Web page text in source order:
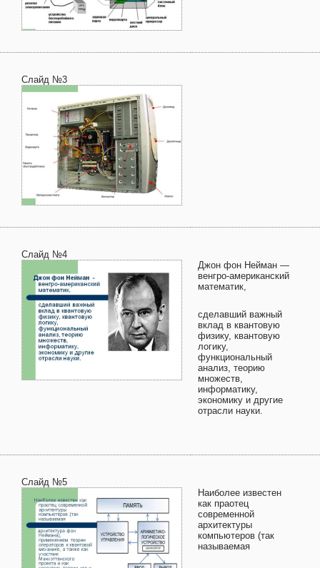
Слайд №3
Слайд №4
Джон фон Нейман —
венгро-американский
математик,
сделавший важный
вклад в квантовую
физику, квантовую
логику,
функциональный
анализ, теорию
множеств,
информатику,
экономику и другие
отрасли науки.
Слайд №5
Наиболее известен
как праотец
современной
архитектуры
компьютеров (так
называемая